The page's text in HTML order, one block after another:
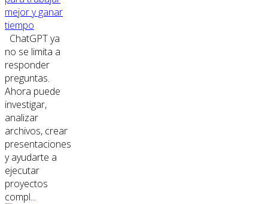
mejor y ganar
tiempo
ChatGPT ya
no se limita a
responder
preguntas.
Ahora puede
investigar,
analizar
archivos, crear
presentaciones
y ayudarte a
ejecutar
proyectos
compl...